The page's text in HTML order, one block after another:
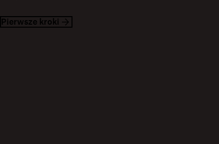
Pierwsze kroki